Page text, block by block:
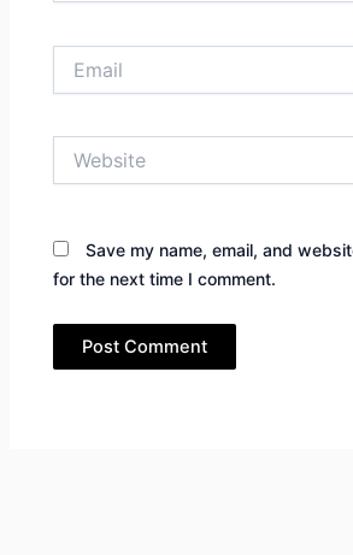
Save my name, email, and
for the next time I comment.